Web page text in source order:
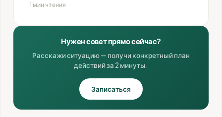
1 мин чтения
Нужен совет прямо сейчас?
Расскажи ситуацию — получи конкретный план
действий за 2 минуты.
Записаться